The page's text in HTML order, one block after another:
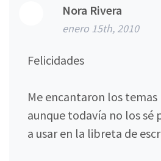
Nora Rivera
enero 15th, 2010
Felicidades
Me encantaron los
aunque todavía no los sé
a usar en la libreta de